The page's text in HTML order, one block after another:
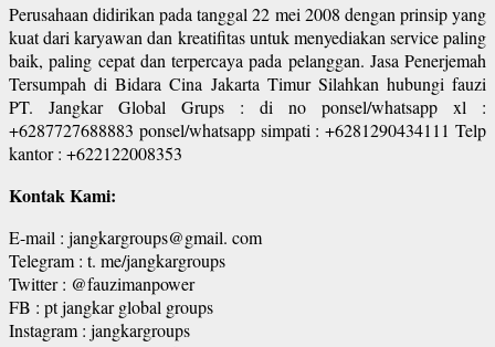
Perusahaan didirikan pada tanggal 22 mei 2008 dengan prinsip yang
kuat dari karyawan dan kreatifitas untuk menyediakan service paling
baik, paling cepat dan terpercaya pada pelanggan. Jasa Penerjemah
Tersumpah di Bidara Cina Jakarta Timur Silahkan hubungi fauzi
PT. Jangkar Global Grups : di no ponsel/whatsapp xl :
+6287727688883 ponsel/whatsapp simpati : +6281290434111 Telp
kantor : +622122008353
Kontak Kami:
E-mail : jangkargroups@gmail. com
Telegram : t. me/jangkargroups
Twitter : @fauzimanpower
FB : pt jangkar global groups
Instagram : jangkargroups